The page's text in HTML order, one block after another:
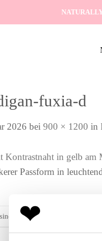
fuxia-d
2026 bei 900 × 1200 in
Passform in
derzeit geschlossen.